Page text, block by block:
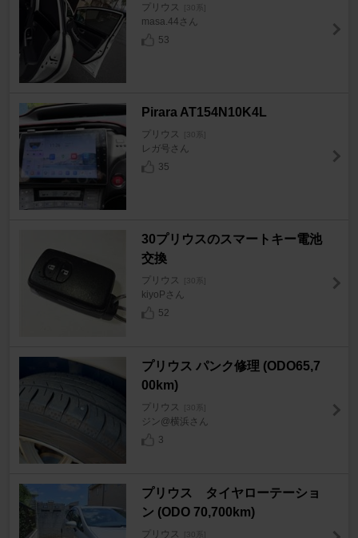
プリウス [30系]
masa.44さん
53
Pirara AT154N10K4L
プリウス [30系]
レガ号さん
35
30プリウスのスマートキー電池
交換
プリウス [30系]
kiyoPさん
52
プリウス パンク修理 (ODO65,7
00km)
プリウス [30系]
ジン@横浜さん
3
プリウス タイヤローテーショ
ン (ODO 70,700km)
プリウス [30系]